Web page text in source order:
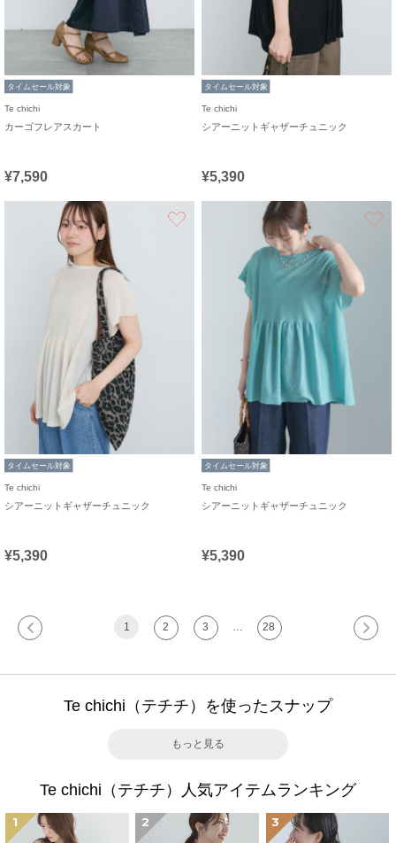
タイムセール対象
Te chichi
カーゴフレアスカート
¥7,590
タイムセール対象
Te chichi
シアーニットギャザーチュニック
¥5,390
タイムセール対象
Te chichi
シアーニットギャザーチュニック
¥5,390
タイムセール対象
Te chichi
シアーニットギャザーチュニック
¥5,390
1 2 3 28
Te chichi（テチチ）を使ったスナップ
もっと見る
Te chichi（テチチ）人気アイテムランキング
1 2 3